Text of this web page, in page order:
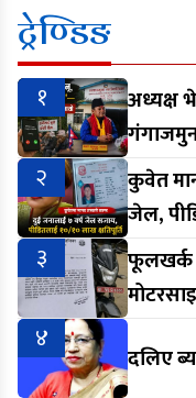
ट्रेण्डिङ
१
अध्यक्ष
२
कुवेत
जेल,
३
फूलखर्क
४
दलिए